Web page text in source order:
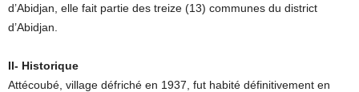
d’Abidjan, elle fait partie des treize (13) communes du district
d’Abidjan.
II- Historique
Attécoubé, village défriché en 1937, fut habité définitivement en